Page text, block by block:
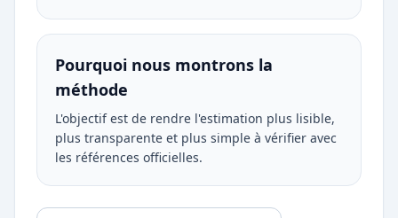
Pourquoi nous montrons la
méthode
L'objectif est de rendre l'estimation plus lisible,
plus transparente et plus simple à vérifier avec
les références officielles.